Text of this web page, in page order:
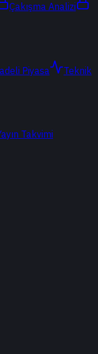
Çakışma Analizi
Piyasa
Teknik
Takvimi